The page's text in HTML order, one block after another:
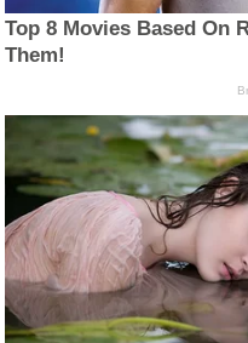
Top 8 Movies Based On
Them!